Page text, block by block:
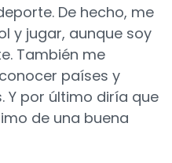
De hecho, me
y jugar, aunque soy
También me
países y
Y por último diría que
de una buena